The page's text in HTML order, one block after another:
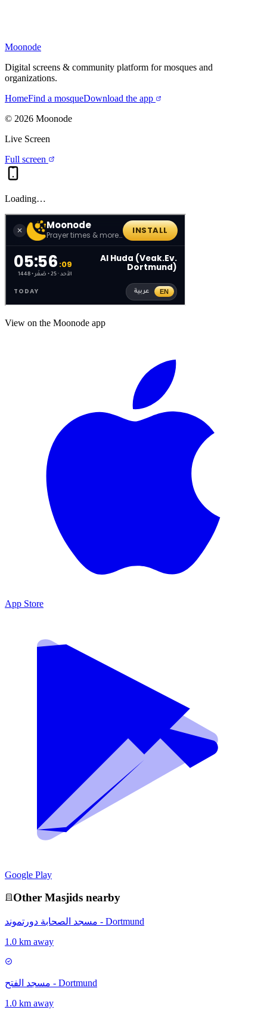
Moonode
Digital screens & community platform for mosques and
organizations.
HomeFind a mosqueDownload the app
© 2026 Moonode
Live Screen
Full screen
Loading…
View on the Moonode app
App Store
Google Play
Other Masjids nearby
مسجد الصحابة دورتموند - Dortmund
1.0 km away
مسجد الفتح - Dortmund
1.0 km away